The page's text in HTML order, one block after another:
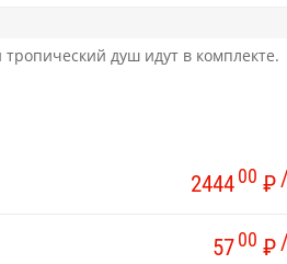
душ идут в комплекте.
2444 00 ₽
57 00 ₽